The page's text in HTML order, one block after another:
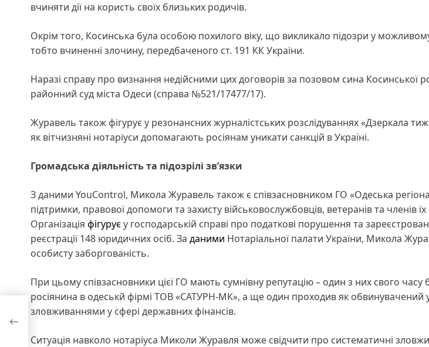
вчиняти дії на користь своїх близьких родичів.
Окрім того, Косинська була особою похилого віку, що викликало підозри у
тобто вчиненні злочину, передбаченого ст. 191 КК України.
Наразі справу про визнання недійсними цих договорів за позовом сина Косинської
районний суд міста Одеси (справа №521/17477/17).
Журавель також фігурує у резонансних журналістських розслідуваннях «Дзеркала
як вітчизняні нотаріуси допомагають росіянам уникати санкцій в Україні.
Громадська діяльність та підозрілі зв’язки
З даними YouControl, Микола Журавель також є співзасновником ГО «Одеська
підтримки, правової допомоги та захисту військовослужбовців, ветеранів та членів
Організація фігуруєу господарській справі про податкові порушення та
реєстрації 148 юридичних осіб. За даними Нотаріальної палати України, Микола
особисту заборгованість.
При цьому співзасновники цієї ГО мають сумнівну репутацію – один з них свого часу
росіянина в одеськй фірмі ТОВ «САТУРН-МК», а ще один проходив як обвинувачений у
зловживаннями у сфері державних фінансів.
Ситуація навколо нотаріуса Миколи Журавля може свідчити про систематичні